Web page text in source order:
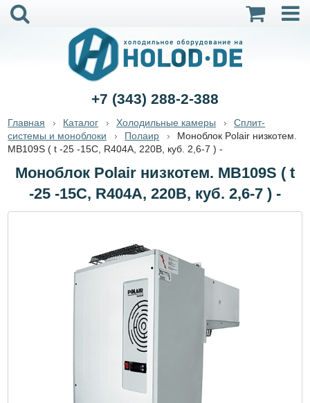
+7 (343) 288-2-388
Главная Каталог Холодильные камеры
Сплит-
системы и моноблоки
Полаир
Моноблок Polair низкотем.
MB109S ( t -25 -15С, R404A, 220B, куб. 2,6-7 ) -
Моноблок Polair низкотем. MB109S ( t
-25 -15С, R404A, 220B, куб. 2,6-7 ) -